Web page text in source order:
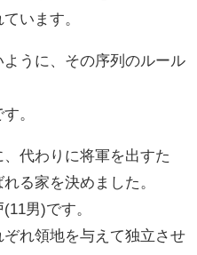
います。
うに、その序列のルール
。
代わりに将軍を出すた
る家を決めました。
男)です。
れ領地を与えて独立させ